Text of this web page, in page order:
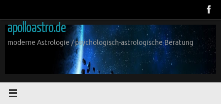
springen
apolloastro.de
moderne Astrologie / psychologisch-astrologische Beratung